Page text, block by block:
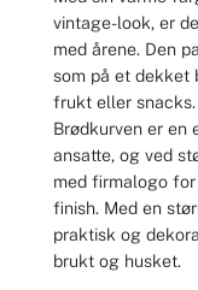
vintage-look, er
med årene. Den
som på et dekket
frukt eller snacks.
Brødkurven er en
ansatte, og ved
med firmalogo
finish. Med en
praktisk og
brukt og husket.